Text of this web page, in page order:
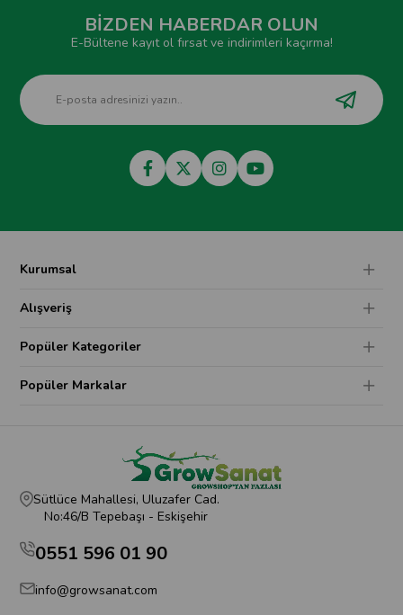
BİZDEN HABERDAR OLUN
E-Bültene kayıt ol fırsat ve indirimleri kaçırma!
Kurumsal
Alışveriş
Popüler Kategoriler
Popüler Markalar
Sütlüce Mahallesi, Uluzafer Cad.
No:46/B Tepebaşı - Eskişehir
0551 596 01 90
info@growsanat.com